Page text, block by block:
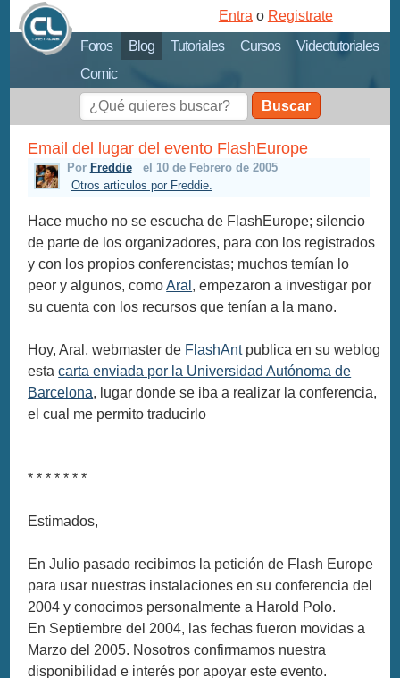
Foros Blog Tutoriales Cursos
Videotutoriales
Comic
Entra o Registrate
Buscar
Email del lugar del evento FlashEurope
Por Freddie
el 10 de Febrero de 2005
Otros articulos por Freddie.
Hace mucho no se escucha de FlashEurope; silencio
de parte de los organizadores, para con los registrados
y con los propios conferencistas; muchos temían lo
peor y algunos, comoAral , empezaron a investigar por
su cuenta con los recursos que tenían a la mano.
Hoy, Aral, webmaster de FlashAntpublica en su weblog
estacarta enviada por la Universidad Autónoma de
Barcelona, lugar donde se iba a realizar la conferencia,
el cual me permito traducirlo
* * * * * * *
Estimados,
En Julio pasado recibimos la petición de Flash Europe
para usar nuestras instalaciones en su conferencia del
2004 y conocimos personalmente a Harold Polo.
En Septiembre del 2004, las fechas fueron movidas a
Marzo del 2005. Nosotros confirmamos nuestra
disponibilidad e interés por apoyar este evento.